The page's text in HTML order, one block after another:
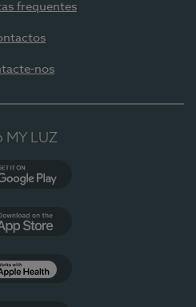
frequentes
nos
MY LUZ